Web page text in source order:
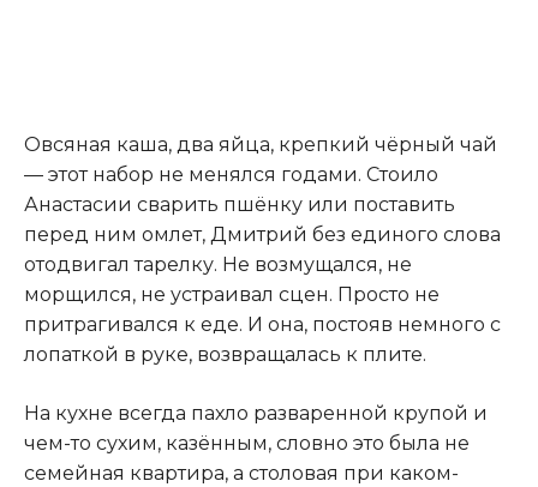
Овсяная каша, два яйца, крепкий чёрный чай
— этот набор не менялся годами. Стоило
Анастасии сварить пшёнку или поставить
перед ним омлет, Дмитрий без единого слова
отодвигал тарелку. Не возмущался, не
морщился, не устраивал сцен. Просто не
притрагивался к еде. И она, постояв немного с
лопаткой в руке, возвращалась к плите.
На кухне всегда пахло разваренной крупой и
чем-то сухим, казённым, словно это была не
семейная квартира, а столовая при каком-